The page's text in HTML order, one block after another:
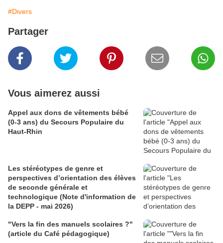
#Divers
Partager
Vous aimerez aussi
Appel aux dons de vêtements bébé
(0-3 ans) du Secours Populaire du
Haut-Rhin
Les stéréotypes de genre et
perspectives d’orientation des élèves
de seconde générale et
technologique (Note d'information de
la DEPP - mai 2026)
"Vers la fin des manuels scolaires ?"
(article du Café pédagogique)